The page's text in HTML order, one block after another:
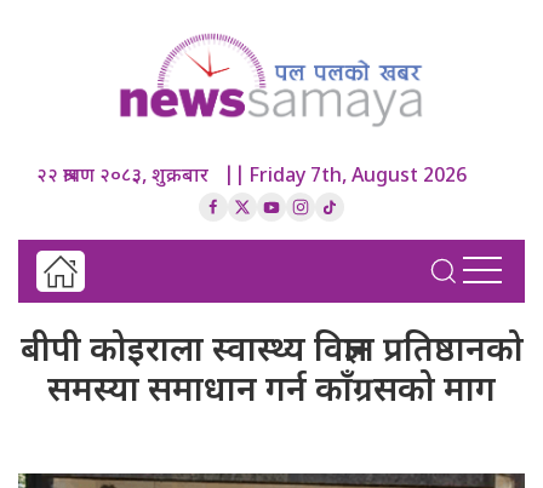
२२ श्रावण २०८३, शुक्रबार || Friday 7th, August 2026
बीपी कोइराला स्वास्थ्य विज्ञान प्रतिष्ठानको
समस्या समाधान गर्न काँग्रसको माग